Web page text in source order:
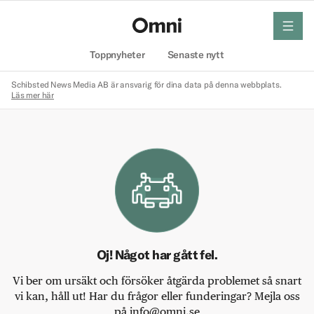
Toppnyheter Senaste nytt
meny
Schibsted News Media AB är ansvarig för dina data på denna webbplats.
Läs mer här
Oj! Något har gått fel.
Vi ber om ursäkt och försöker åtgärda problemet så snart
vi kan, håll ut! Har du frågor eller funderingar? Mejla oss